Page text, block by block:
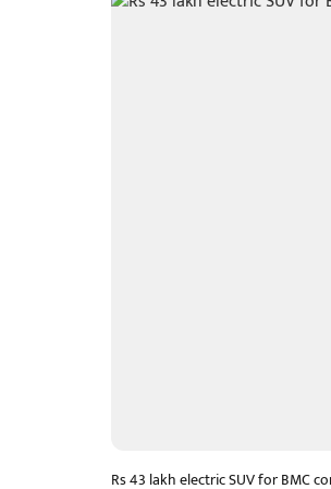
Rs 43 lakh electric SUV for BMC